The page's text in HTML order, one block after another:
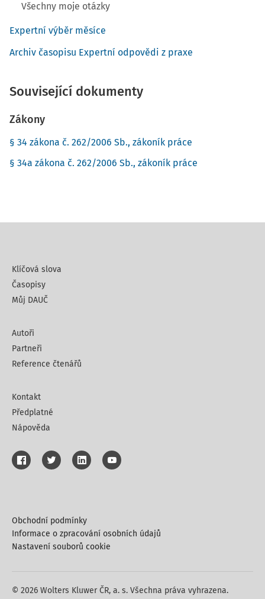
Všechny moje otázky
Expertní výběr měsíce
Archiv časopisu Expertní odpovědi z praxe
Související dokumenty
Zákony
§ 34 zákona č. 262/2006 Sb., zákoník práce
§ 34a zákona č. 262/2006 Sb., zákoník práce
Klíčová slova
Časopisy
Můj DAUČ
Autoři
Partneři
Reference čtenářů
Kontakt
Předplatné
Nápověda
© 2026 Wolters Kluwer ČR, a. s. Všechna práva vyhrazena.
Obchodní podmínky
Informace o zpracování osobních údajů
Nastavení souborů cookie